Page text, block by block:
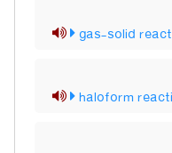
gas-solid
haloform